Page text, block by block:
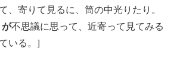
、寄りて見るに、筒の中光りたり。
不思議に思って、近寄って見てみる
いる。]